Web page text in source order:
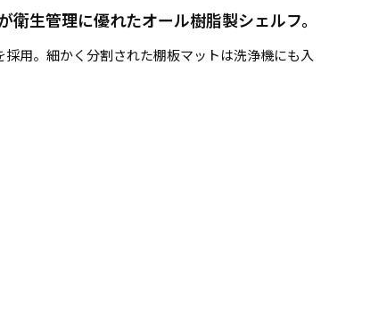
衛生管理に優れたオール樹脂製シェルフ。
用。細かく分割された棚板マットは洗浄機にも入